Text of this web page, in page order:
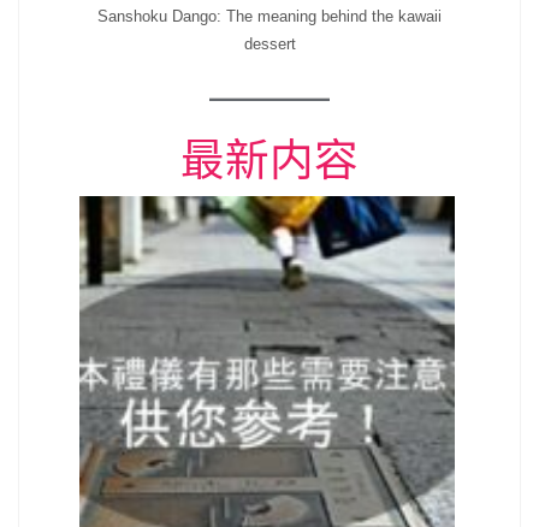
Sanshoku Dango: The meaning behind the kawaii
dessert
最新内容